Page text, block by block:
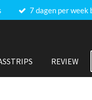
7 dagen per week
REVIEW